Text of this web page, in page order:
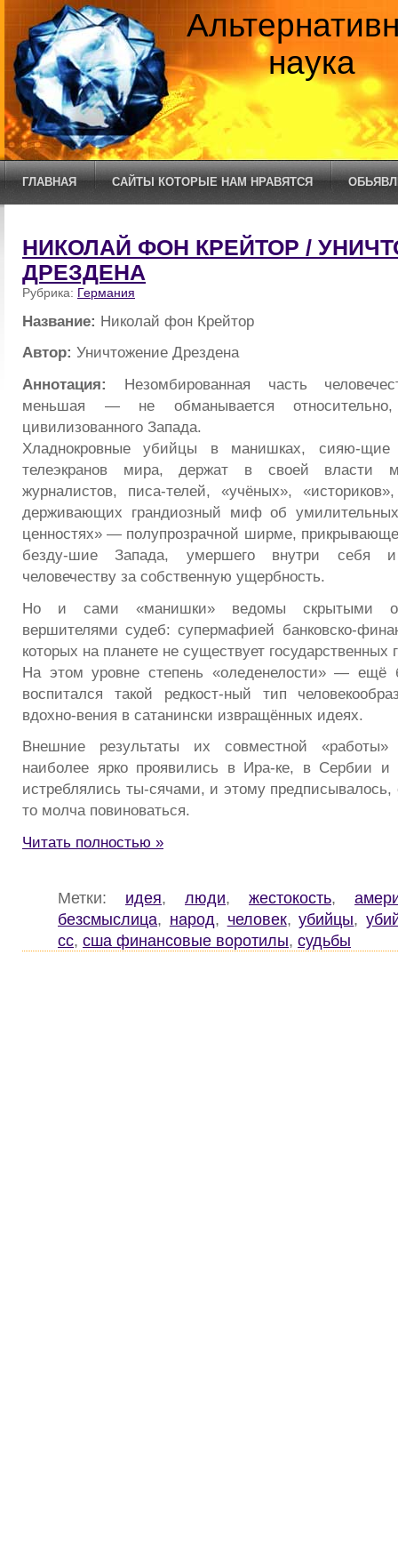
наука
ГЛАВНАЯ САЙТЫ КОТОРЫЕ НАМ НРАВЯТСЯ
НИКОЛАЙ ФОН КРЕЙТОР /
ДРЕЗДЕНА
Рубрика: Германия
Название: Николай фон Крейтор
Автор: Уничтожение Дрездена
Аннотация: Незомбированная часть
меньшая — не обманывается относительно,
цивилизованного Запада.
Хладнокровные убийцы в манишках, сияю-
телеэкранов мира, держат в своей власти
журналистов, писа-телей, «учёных»,
держивающих грандиозный миф об умилительных
ценностях» — полупрозрачной ширме,
безду-шие Запада, умершего внутри себя
человечеству за собственную ущербность.
Но и сами «манишки» ведомы скрытыми
вершителями судеб: супермафией банковско-
которых на планете не существует государственных
На этом уровне степень «оледенелости» — ещё
воспитался такой редкост-ный тип
вдохно-вения в сатанински извращённых идеях.
Внешние результаты их совместной
наиболее ярко проявились в Ира-ке, в Сербии
истреблялись ты-сячами, и этому предписывалось,
то молча повиноваться.
Читать полностью »
Метки: идея, люди, жестокость,
безсмыслица, народ, человек,убийцы,
сс, сша финансовые воротилы, судьбы